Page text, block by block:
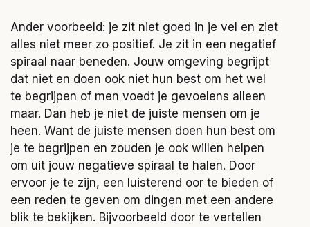
Ander voorbeeld: je zit niet goed in je vel en ziet
alles niet meer zo positief. Je zit in een negatief
spiraal naar beneden. Jouw omgeving begrijpt
dat niet en doen ook niet hun best om het wel
te begrijpen of men voedt je gevoelens alleen
maar. Dan heb je niet de juiste mensen om je
heen. Want de juiste mensen doen hun best om
je te begrijpen en zouden je ook willen helpen
om uit jouw negatieve spiraal te halen. Door
ervoor je te zijn, een luisterend oor te bieden of
een reden te geven om dingen met een andere
blik te bekijken. Bijvoorbeeld door te vertellen